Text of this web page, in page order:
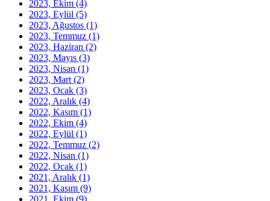
2023, Ekim (4)
2023, Eylül (5)
2023, Ağustos (1)
2023, Temmuz (1)
2023, Haziran (2)
2023, Mayıs (3)
2023, Nisan (1)
2023, Mart (2)
2023, Ocak (3)
2022, Aralık (4)
2022, Kasım (1)
2022, Ekim (4)
2022, Eylül (1)
2022, Temmuz (2)
2022, Nisan (1)
2022, Ocak (1)
2021, Aralık (1)
2021, Kasım (9)
2021, Ekim (9)